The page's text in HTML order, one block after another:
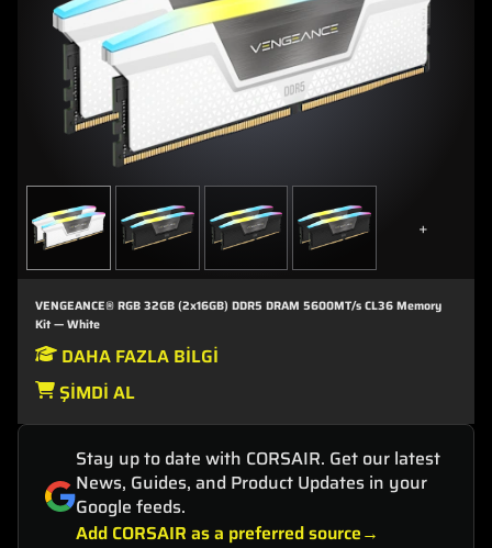
+
VENGEANCE® RGB 32GB (2x16GB) DDR5 DRAM 5600MT/s CL36 Memory
Kit — White
DAHA FAZLA BILGI
ŞIMDI AL
Stay up to date with CORSAIR. Get our latest
News, Guides, and Product Updates in your
Google feeds.
Add CORSAIR as a preferred source